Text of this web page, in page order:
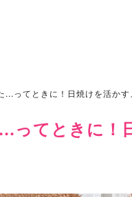
...ってときに！日焼けを活かす
ってときに！